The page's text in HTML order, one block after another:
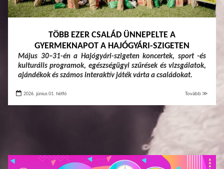
TÖBB EZER CSALÁD ÜNNEPELTE A
GYERMEKNAPOT A HAJÓGYÁRI-SZIGETEN
Május 30–31-én a Hajógyári-szigeten koncertek, sport -és
kulturális programok, egészségügyi szűrések és vizsgálatok,
ajándékok és számos interaktív játék várta a családokat.
2026. június 01. hétfő Tovább ≫